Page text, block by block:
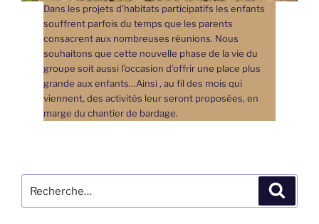
Dans les projets d’habitats participatifs les enfants
souffrent parfois du temps que les parents
consacrent aux nombreuses réunions. Nous
souhaitons que cette nouvelle phase de la vie du
groupe soit aussi l’occasion d’offrir une place plus
grande aux enfants…Ainsi , au fil des mois qui
viennent, des activités leur seront proposées, en
marge du chantier de bardage.
pour